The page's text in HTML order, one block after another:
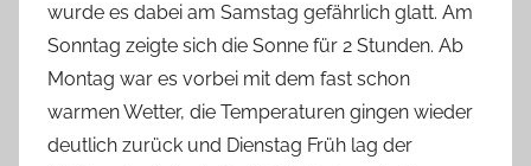
wurde es dabei am Samstag gefährlich glatt. Am
Sonntag zeigte sich die Sonne für 2 Stunden. Ab
Montag war es vorbei mit dem fast schon
warmen Wetter, die Temperaturen gingen wieder
deutlich zurück und Dienstag Früh lag der